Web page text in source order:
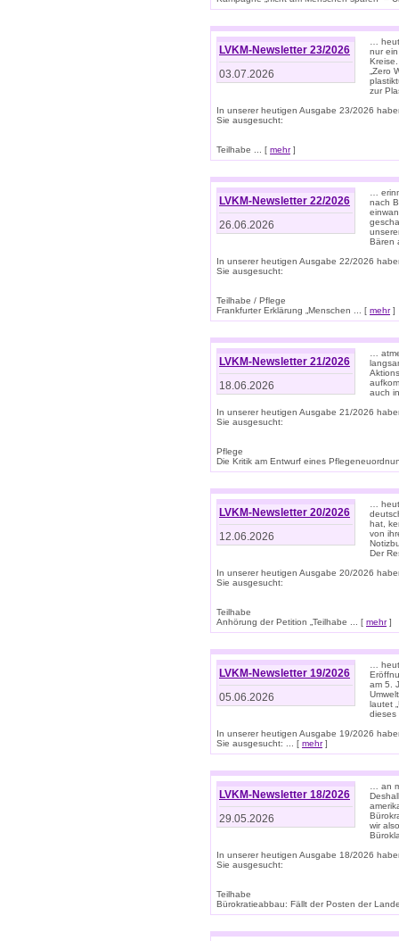
LVKM-Newsletter 23/2026
03.07.2026
…
nur
„Zero
zur
In unserer heutigen Ausgabe 23/2026
Sie ausgesucht:
Teilhabe ... [ mehr]
LVKM-Newsletter 22/2026
26.06.2026
…
nach
Bären
In unserer heutigen Ausgabe 22/2026
Sie ausgesucht:
Teilhabe / Pflege
Frankfurter Erklärung „Menschen ... [ mehr]
LVKM-Newsletter 21/2026
18.06.2026
…
auch
In unserer heutigen Ausgabe 21/2026
Sie ausgesucht:
Pflege
Die Kritik am Entwurf eines
LVKM-Newsletter 20/2026
12.06.2026
…
hat,
von
Der
In unserer heutigen Ausgabe 20/2026
Sie ausgesucht:
Teilhabe
Anhörung der Petition „Teilhabe ... [ mehr]
LVKM-Newsletter 19/2026
05.06.2026
…
am 5.
lautet
dieses
In unserer heutigen Ausgabe 19/2026
Sie ausgesucht: ... [ mehr]
LVKM-Newsletter 18/2026
29.05.2026
… an
wir
In unserer heutigen Ausgabe 18/2026
Sie ausgesucht:
Teilhabe
Bürokratieabbau: Fällt der Posten der